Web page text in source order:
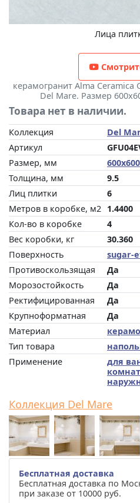
Лица
керамогранит Alma Ceramica
Del Mare. Размер
Товара нет в наличии.
Коллекция Del
Артикул
Размер, мм
600x600
Толщина, мм
9.5
Лиц плитки
6
Метров в коробке, м2 1.4400
Кол-во в коробке
4
Вес коробки, кг
30.360
Поверхность
sugar-
Противоскользящая
Да
Морозостойкость
Да
Ректифицированная
Да
Крупноформатная
Да
Материал
Тип товара
Применение
для
Коллекция Del Mare
Бесплатная доставка
Бесплатная доставка по
при заказе от 10000 руб.